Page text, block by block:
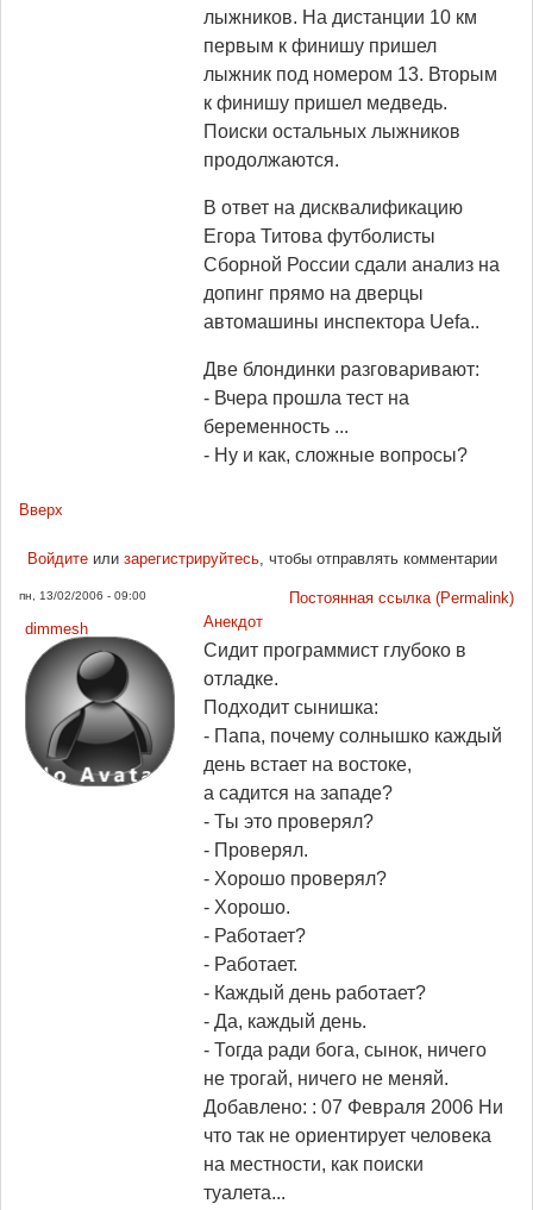
лыжников. На дистанции 10 км
первым к финишу пришел
лыжник под номером 13. Вторым
к финишу пришел медведь.
Поиски остальных лыжников
продолжаются.
В ответ на дисквалификацию
Егора Титова футболисты
Сборной России сдали анализ на
допинг прямо на дверцы
автомашины инспектора Uefa..
Две блондинки разговаривают:
- Вчера прошла тест на
беременность ...
- Ну и как, сложные вопросы?
Вверх
Войдитеили зарегистрируйтесь, чтобы отправлять комментарии
пн, 13/02/2006 - 09:00
Постоянная ссылка (Permalink)
dimmesh
Анекдот
Сидит программист глубоко в
отладке.
Подходит сынишка:
- Папа, почему солнышко каждый
день встает на востоке,
а садится на западе?
- Ты это проверял?
- Проверял.
- Хорошо проверял?
- Хорошо.
- Работает?
- Работает.
- Каждый день работает?
- Да, каждый день.
- Тогда ради бога, сынок, ничего
не трогай, ничего не меняй.
Добавлено: : 07 Февраля 2006 Ни
что так не ориентирует человека
на местности, как поиски
туалета...